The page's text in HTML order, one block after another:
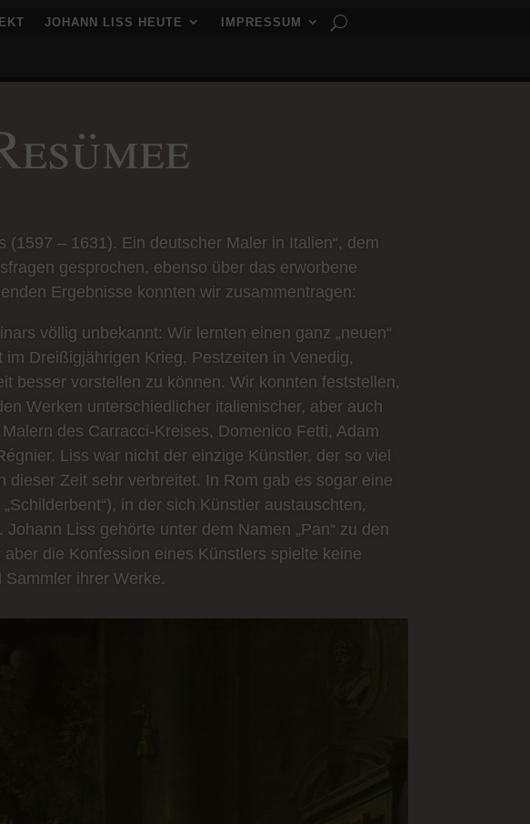
JOHANN LISS HEUTE IMPRESSUM
– 1631). Ein deutscher Maler in Italien“, dem
gesprochen, ebenso über das erworbene
Ergebnisse konnten wir zusammentragen:
völlig unbekannt: Wir lernten einen ganz „neuen“
Dreißigjährigen Krieg, Pestzeiten in Venedig,
besser vorstellen zu können. Wir konnten feststellen,
Werken unterschiedlicher italienischer, aber auch
des Carracci-Kreises, Domenico Fetti, Adam
Liss war nicht der einzige Künstler, der so viel
Zeit sehr verbreitet. In Rom gab es sogar eine
in der sich Künstler austauschten,
Liss gehörte unter dem Namen „Pan“ zu den
die Konfession eines Künstlers spielte keine
ihrer Werke.